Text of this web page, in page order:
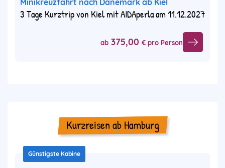
Minikreuzfahrt nach Dänemark ab Kiel
3 Tage Kurztrip von Kiel mit AIDAperla am 11.12.2027
ab 375,00 € pro Person
Kurzreisen ab Hamburg
Günstigste Kabine